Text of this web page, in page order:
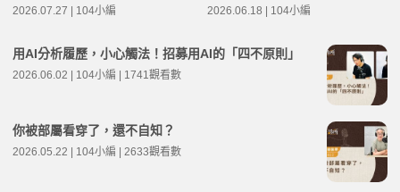
2026.07.27 | 104小編 2026.06.18 | 104小編
用AI分析履歷，小心觸法！招募用AI的「四不原則」
2026.06.02 | 104小編 | 1741觀看數
你被部屬看穿了，還不自知？
2026.05.22 | 104小編 | 2633觀看數